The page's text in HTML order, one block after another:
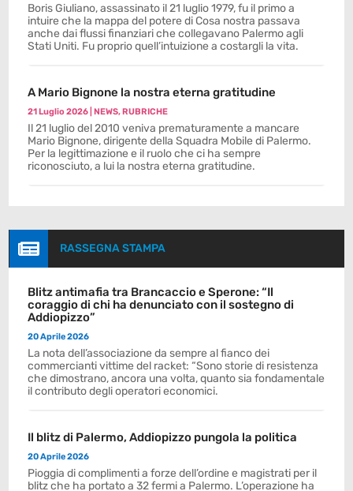
Boris Giuliano, assassinato il 21 luglio 1979, fu il primo a
intuire che la mappa del potere di Cosa nostra passava
anche dai flussi finanziari che collegavano Palermo agli
Stati Uniti. Fu proprio quell’intuizione a costargli la vita.
A Mario Bignone la nostra eterna gratitudine
21 Luglio 2026 |NEWS,RUBRICHE
Il 21 luglio del 2010 veniva prematuramente a mancare
Mario Bignone, dirigente della Squadra Mobile di Palermo.
Per la legittimazione e il ruolo che ci ha sempre
riconosciuto, a lui la nostra eterna gratitudine.
 RASSEGNA STAMPA
Blitz antimafia tra Brancaccio e Sperone: “Il
coraggio di chi ha denunciato con il sostegno di
Addiopizzo”
20 Aprile 2026
La nota dell’associazione da sempre al fianco dei
commercianti vittime del racket: “Sono storie di resistenza
che dimostrano, ancora una volta, quanto sia fondamentale
il contributo degli operatori economici.
Il blitz di Palermo, Addiopizzo pungola la politica
20 Aprile 2026
Pioggia di complimenti a forze dell’ordine e magistrati per il
blitz che ha portato a 32 fermi a Palermo. L’operazione ha